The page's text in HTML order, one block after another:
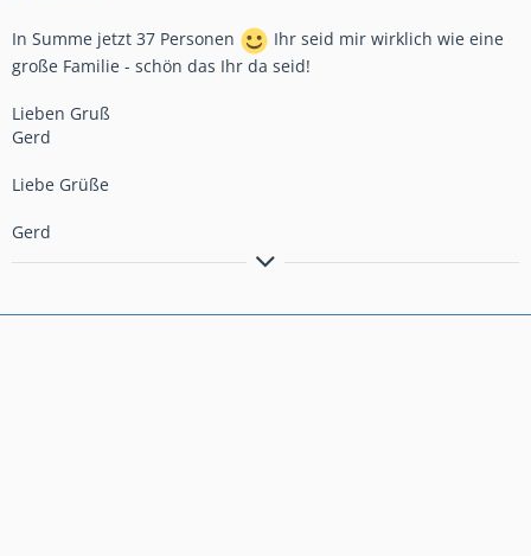
In Summe jetzt 37 Personen
Ihr seid mir wirklich wie eine
große Familie - schön das Ihr da seid!
Lieben Gruß
Gerd
Liebe Grüße
Gerd
Bremsen macht die Felge dreckig!!!!!!!!!!!
Anders gesagt: Bremsen ist die Umwandlung hochwertiger